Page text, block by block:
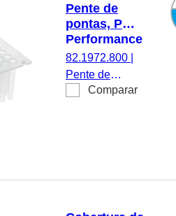
Pente de
pontas, PCR
Performance
Tested, PP
82.1972.800
Pente de
pontas,Comparar